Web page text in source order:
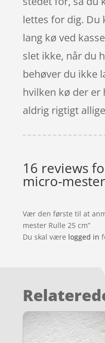
lettes for dig. Du
lang kø ved
slet ikke, når du
behøver du ikke
hvilken kø der
aldrig rigtigt
16 reviews
micro-
Vær den første til at
mester Rulle 25 cm”
Du skal være logged in